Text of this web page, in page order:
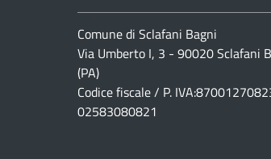
Comune di Sclafani Bagni
Via Umberto I, 3 - 90020 Sclafani
(PA)
Codice fiscale / P.
02583080821